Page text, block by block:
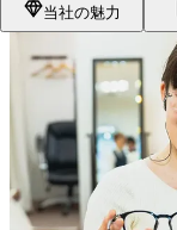
当社の魅力